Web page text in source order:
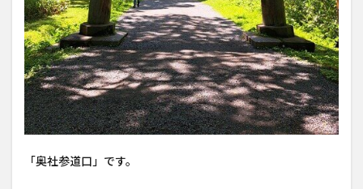
「奥社参道口」です。